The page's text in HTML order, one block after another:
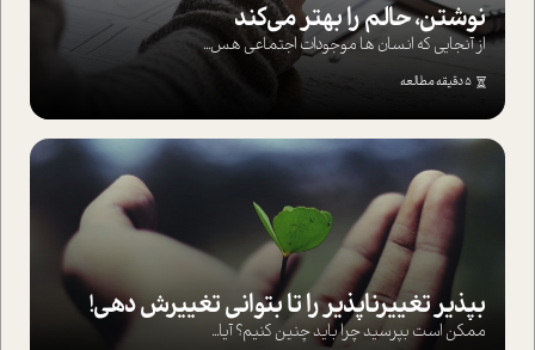
نوشتن، حالم را بهتر می‌کند
از آنجایی که انسان ها موجودات اجتماعی هس...
5 دقیقه مطالعه
بپذير تغييرناپذير را تا بتواني تغييرش دهي!‏
ممکن است بپرسيد چرا بايد چنين کنيم؟ آيا...